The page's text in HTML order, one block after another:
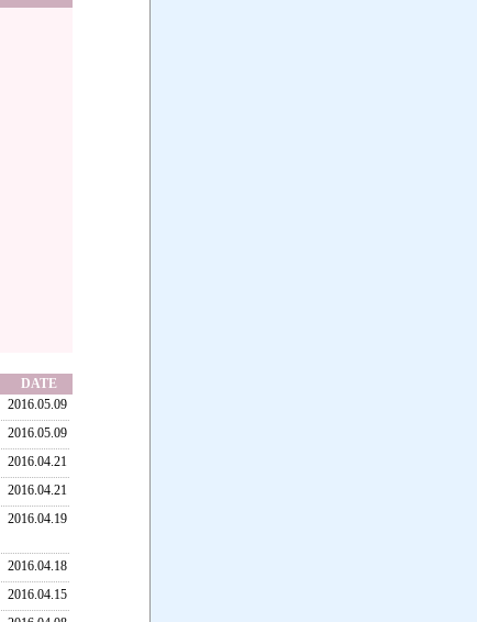
DATE
2016.05.09
2016.05.09
2016.04.21
2016.04.21
2016.04.19
2016.04.18
2016.04.15